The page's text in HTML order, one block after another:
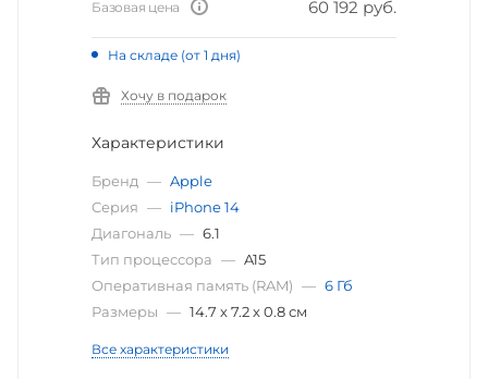
Базовая цена 60 192 руб.
На складе (от 1 дня)
Хочу в подарок
Характеристики
Бренд — Apple
Серия — iPhone 14
Диагональ — 6.1
Тип процессора — A15
Оперативная память (RAM) — 6 Гб
Размеры — 14.7 х 7.2 х 0.8 см
Все характеристики